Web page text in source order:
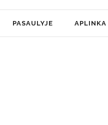
PASAULYJE APLINKA